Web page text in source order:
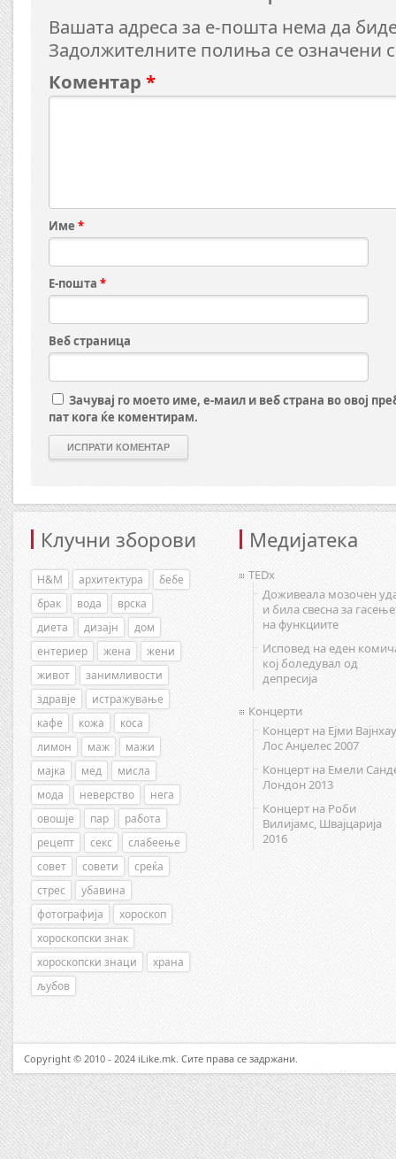
Вашата адреса за е-пошта нема да
Задолжителните полиња се означени
Коментар *
Име *
Е-пошта *
Веб страница
Зачувај го моето име, е-маил и веб страна во овој
пат кога ќе коментирам.
Клучни зборови
H&M архитектура
бебе
брак
вода
врска
диета
дизајн
дом
ентериер
жена
жени
живот
занимливости
здравје
истражување
кафе
кожа
коса
лимон
маж
мажи
мајка
мед
мисла
мода
неверство
нега
овошје
пар
работа
рецепт
секс
слабеење
совет
совети
среќа
стрес
убавина
фотографија
хороскоп
хороскопски знак
хороскопски знаци
храна
љубов
Медијатека
TEDx
Доживеала мозочен
и била свесна за
на функциите
Исповед на еден
кој боледувал од
депресија
Концерти
Концерт на Ејми
Лос Анџелес 2007
Концерт на Емели
Лондон 2013
Концерт на Роби
Вилијамс, Швајцарија
2016
Copyright © 2010 - 2024 iLike.mk. Сите права се задржани.